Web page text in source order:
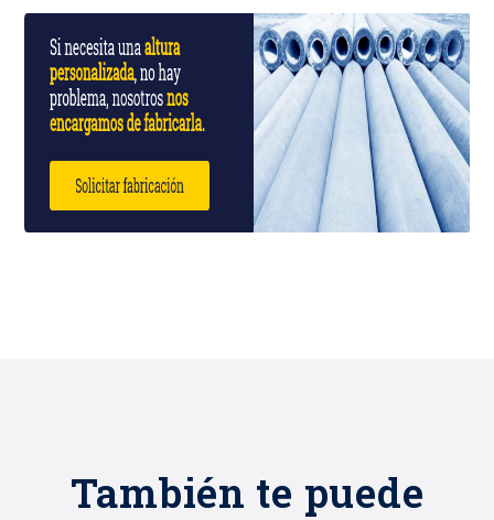
DE ACERO ALAMBRE DE ESPIRAL:
CAL/12 PESO APROXIMADO: 686 Kg
NORMA: ICONTEC 1329
CERTIFICACIÓN: RETIE
También te puede